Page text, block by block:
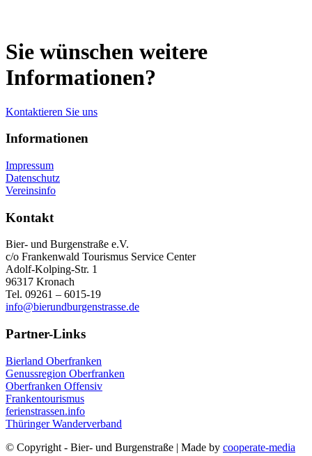
Sie wünschen weitere
Informationen?
Kontaktieren Sie uns
Informationen
Impressum
Datenschutz
Vereinsinfo
Kontakt
Bier- und Burgenstraße e.V.
c/o Frankenwald Tourismus Service Center
Adolf-Kolping-Str. 1
96317 Kronach
Tel. 09261 – 6015-19
info@bierundburgenstrasse.de
Partner-Links
Bierland Oberfranken
Genussregion Oberfranken
Oberfranken Offensiv
Frankentourismus
ferienstrassen.info
Thüringer Wanderverband
© Copyright - Bier- und Burgenstraße | Made by cooperate-media